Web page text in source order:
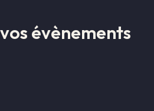
vos évènements